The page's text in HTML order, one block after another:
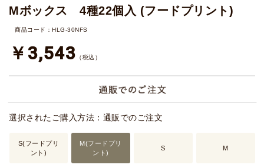
Mボックス 4種22個入 (フードプリント)
商品コード：HLG-30NFS
￥3,543 （税込）
選択されたご購入方法：通販でのご注文
S(フードプリ
ント)
M(フードプリ
ント)
S M